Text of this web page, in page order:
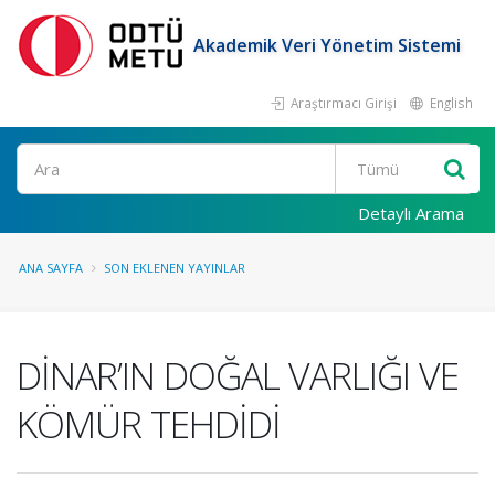
Akademik Veri Yönetim Sistemi
Araştırmacı Girişi English
Ara
Detaylı Arama
ANA SAYFA SON EKLENEN YAYINLAR
DİNAR’IN DOĞAL VARLIĞI VE
KÖMÜR TEHDİDİ